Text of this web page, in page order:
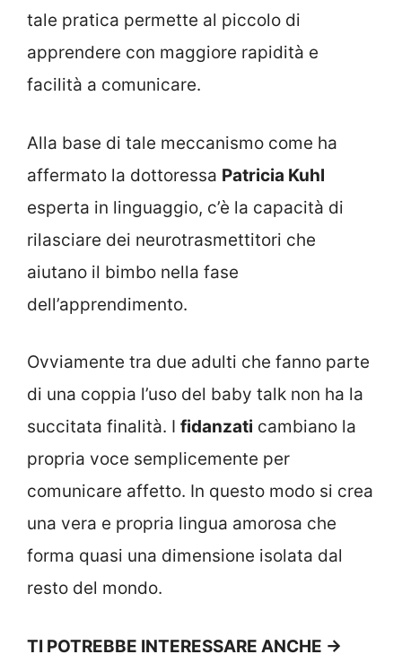
tale pratica permette al piccolo di
apprendere con maggiore rapidità e
facilità a comunicare.
Alla base di tale meccanismo come ha
affermato la dottoressa Patricia Kuhl
esperta in linguaggio, c’è la capacità di
rilasciare dei neurotrasmettitori che
aiutano il bimbo nella fase
dell’apprendimento.
Ovviamente tra due adulti che fanno parte
di una coppia l’uso del baby talk non ha la
succitata finalità. I fidanzati cambiano la
propria voce semplicemente per
comunicare affetto. In questo modo si crea
una vera e propria lingua amorosa che
forma quasi una dimensione isolata dal
resto del mondo.
TI POTREBBE INTERESSARE ANCHE ->